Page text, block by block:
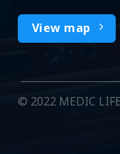
View map
© 2022 MEDIC